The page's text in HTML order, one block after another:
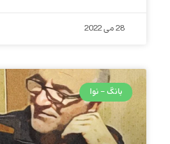
28 می 2022
بانگ - نوا